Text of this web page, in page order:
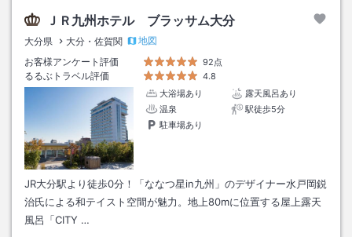
ＪＲ九州ホテル ブラッサム大分
大分県 大分・佐賀関
地図
お客様アンケート評価
92点
るるぶトラベル評価
4.8
大浴場あり
露天風呂あり
温泉
駅徒歩5分
駐車場あり
JR大分駅より徒歩0分！「ななつ星in九州」のデザイナー水戸岡鋭
治氏による和テイスト空間が魅力。地上80mに位置する屋上露天
風呂「CITY …